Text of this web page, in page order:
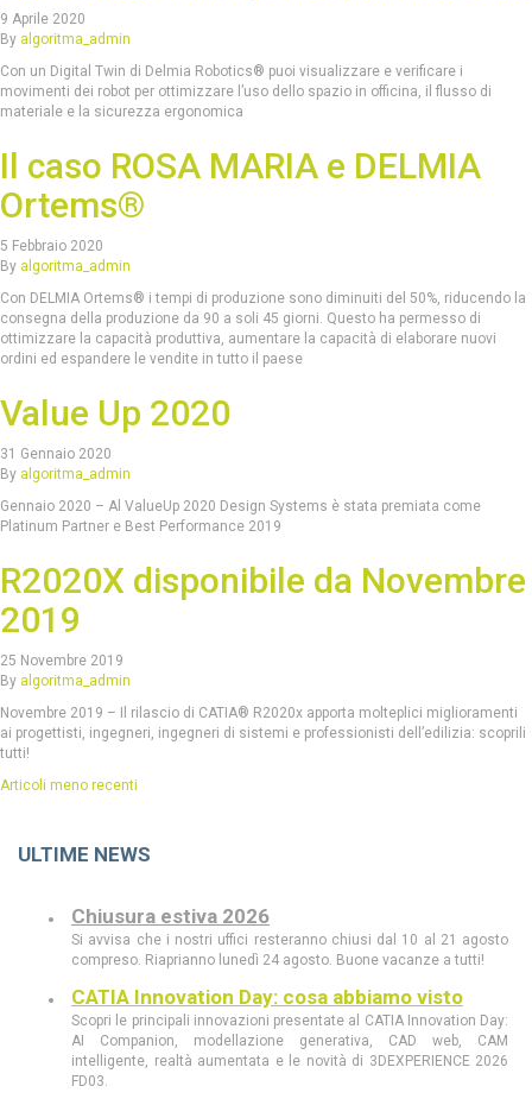
9 Aprile 2020
By algoritma_admin
Con un Digital Twin di Delmia Robotics® puoi visualizzare e verificare i
movimenti dei robot per ottimizzare l’uso dello spazio in officina, il flusso di
materiale e la sicurezza ergonomica
Il caso ROSA MARIA e DELMIA
Ortems®
5 Febbraio 2020
By algoritma_admin
Con DELMIA Ortems® i tempi di produzione sono diminuiti del 50%, riducendo la
consegna della produzione da 90 a soli 45 giorni. Questo ha permesso di
ottimizzare la capacità produttiva, aumentare la capacità di elaborare nuovi
ordini ed espandere le vendite in tutto il paese
Value Up 2020
31 Gennaio 2020
By algoritma_admin
Gennaio 2020 – Al ValueUp 2020 Design Systems è stata premiata come
Platinum Partner e Best Performance 2019
R2020X disponibile da Novembre
2019
25 Novembre 2019
By algoritma_admin
Novembre 2019 – Il rilascio di CATIA® R2020x apporta molteplici miglioramenti
ai progettisti, ingegneri, ingegneri di sistemi e professionisti dell’edilizia: scoprili
tutti!
Navigazione
Articoli meno recenti
ULTIME NEWS
Chiusura estiva 2026
Si avvisa che i nostri uffici resteranno chiusi dal 10 al 21 agosto
compreso. Riaprianno lunedì 24 agosto. Buone vacanze a tutti!
CATIA Innovation Day: cosa abbiamo visto
Scopri le principali innovazioni presentate al CATIA Innovation Day:
AI Companion, modellazione generativa, CAD web, CAM
intelligente, realtà aumentata e le novità di 3DEXPERIENCE 2026
FD03.